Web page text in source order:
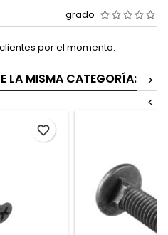
grado
por el momento.
LA MISMA CATEGORÍA:
>
<
favorite_border